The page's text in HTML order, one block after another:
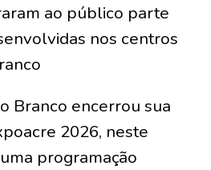
ao público parte
nos centros
Branco encerrou sua
2026, neste
programação